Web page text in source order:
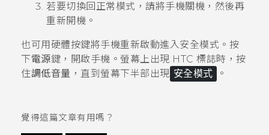
若要切換回正常模式，請將手機關機，然後再
重新開機。
也可用硬體按鍵將手機重新啟動進入安全模式。按
下電源鍵，開啟手機。螢幕上出現 HTC 標誌時，按
住調低音量 ，直到螢幕下半部出現 安全模式 。
覺得這篇文章有用嗎？